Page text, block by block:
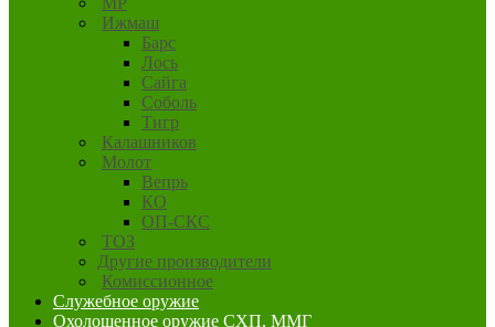
Ижмаш
Барс
Лось
Сайга
Соболь
Тигр
Калашников
Молот
Вепрь
КО
ОП-СКС
ТОЗ
Другие производители
Комиссионное
Служебное оружие
Охолощенное оружие СХП, ММГ